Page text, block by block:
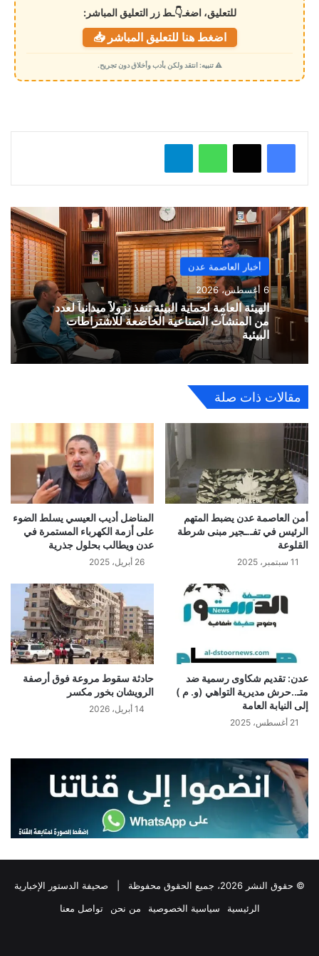
ي
للتعليق، اضغـ👇ـط زر التعليق المباشر:
اضغط هنا للتعليق المباشر 📥
⚠️ تنبيه: انتقد ولكن بأدب وأخلاق دون تجريح.
واتساب
أخبار العاصمة عدن
6 أغسطس، 2026
الهيئة العامة لحماية البيئة تنفذ نزولاً ميدانياً لعدد
من المنشآت الصناعية الخاضعة للاشتراطات
البيئية
مقالات ذات صلة
أمن العاصمة عدن يضبط المتهم
الرئيس في تفـ.ـجير مبنى شرطة
القلوعة
11 سبتمبر، 2025
المناضل أديب العيسي يسلط الضوء
على أزمة الكهرباء المستمرة في
عدن ويطالب بحلول جذرية
26 أبريل، 2025
عدن: تقديم شكاوى رسمية ضد
متـ..حرش مديرية التواهي (و. م )
إلى النيابة العامة
21 أغسطس، 2025
حادثة سقوط مروعة فوق أرصفة
الرويشان بخور مكسر
14 أبريل، 2026
© حقوق النشر 2026، جميع الحقوق محفوظة |
صحيفة الدستور الإخبارية
الرئيسية
سياسية الخصوصية من نحن تواصل معنا